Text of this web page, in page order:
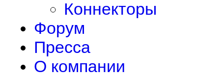
Коннекторы
Форум
Пресса
О компании